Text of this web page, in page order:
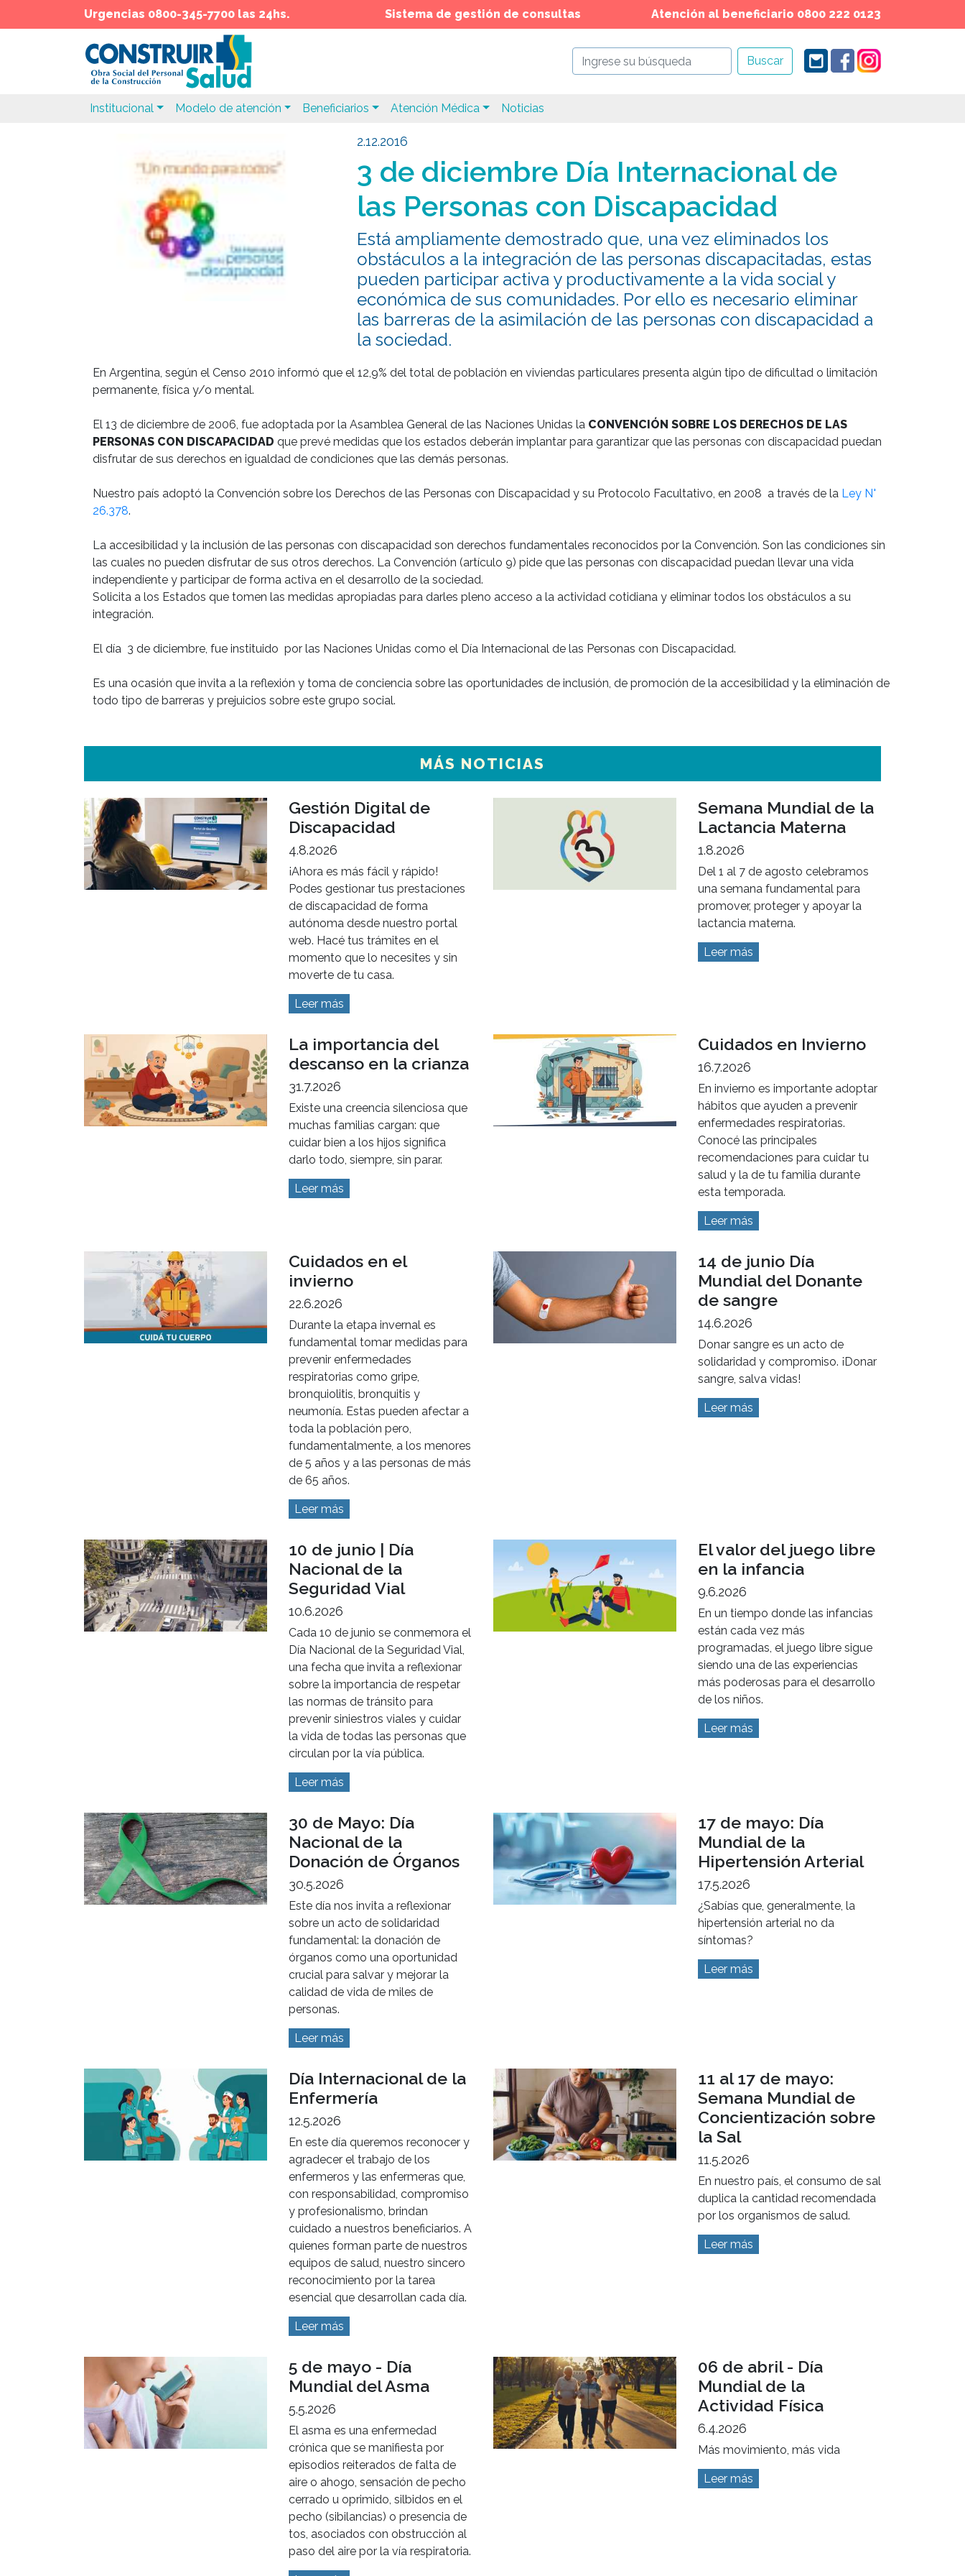
Urgencias 0800-345-7700 las 24hs. Sistema de gestión de consultas Atención al beneficiario 0800 222 0123
Buscar
Institucional Modelo de atención Beneficiarios Atención Médica Noticias
2.12.2016
3 de diciembre Día Internacional de
las Personas con Discapacidad
Está ampliamente demostrado que, una vez eliminados los
obstáculos a la integración de las personas discapacitadas, estas
pueden participar activa y productivamente a la vida social y
económica de sus comunidades. Por ello es necesario eliminar
las barreras de la asimilación de las personas con discapacidad a
la sociedad.
En Argentina, según el Censo 2010 informó que el 12,9% del total de población en viviendas particulares presenta algún tipo de dificultad o limitación
permanente, física y/o mental.
El 13 de diciembre de 2006, fue adoptada por la Asamblea General de las Naciones Unidas la CONVENCIÓN SOBRE LOS DERECHOS DE LAS
PERSONAS CON DISCAPACIDAD que prevé medidas que los estados deberán implantar para garantizar que las personas con discapacidad puedan
disfrutar de sus derechos en igualdad de condiciones que las demás personas.
Nuestro país adoptó la Convención sobre los Derechos de las Personas con Discapacidad y su Protocolo Facultativo, en 2008  a través de la Ley N°
26.378.
La accesibilidad y la inclusión de las personas con discapacidad son derechos fundamentales reconocidos por la Convención. Son las condiciones sin
las cuales no pueden disfrutar de sus otros derechos. La Convención (artículo 9) pide que las personas con discapacidad puedan llevar una vida
independiente y participar de forma activa en el desarrollo de la sociedad.
Solicita a los Estados que tomen las medidas apropiadas para darles pleno acceso a la actividad cotidiana y eliminar todos los obstáculos a su
integración.
El día  3 de diciembre, fue instituido  por las Naciones Unidas como el Día Internacional de las Personas con Discapacidad.
Es una ocasión que invita a la reflexión y toma de conciencia sobre las oportunidades de inclusión, de promoción de la accesibilidad y la eliminación de
todo tipo de barreras y prejuicios sobre este grupo social.
MÁS NOTICIAS
Gestión Digital de
Discapacidad
4.8.2026
¡Ahora es más fácil y rápido!
Podes gestionar tus prestaciones
de discapacidad de forma
autónoma desde nuestro portal
web. Hacé tus trámites en el
momento que lo necesites y sin
moverte de tu casa.
Leer más
Semana Mundial de la
Lactancia Materna
1.8.2026
Del 1 al 7 de agosto celebramos
una semana fundamental para
promover, proteger y apoyar la
lactancia materna.
Leer más
La importancia del
descanso en la crianza
31.7.2026
Existe una creencia silenciosa que
muchas familias cargan: que
cuidar bien a los hijos significa
darlo todo, siempre, sin parar.
Leer más
Cuidados en Invierno
16.7.2026
En invierno es importante adoptar
hábitos que ayuden a prevenir
enfermedades respiratorias.
Conocé las principales
recomendaciones para cuidar tu
salud y la de tu familia durante
esta temporada.
Leer más
Cuidados en el
invierno
22.6.2026
Durante la etapa invernal es
fundamental tomar medidas para
prevenir enfermedades
respiratorias como gripe,
bronquiolitis, bronquitis y
neumonía. Estas pueden afectar a
toda la población pero,
fundamentalmente, a los menores
de 5 años y a las personas de más
de 65 años.
Leer más
14 de junio Día
Mundial del Donante
de sangre
14.6.2026
Donar sangre es un acto de
solidaridad y compromiso. ¡Donar
sangre, salva vidas!
Leer más
10 de junio | Día
Nacional de la
Seguridad Vial
10.6.2026
Cada 10 de junio se conmemora el
Día Nacional de la Seguridad Vial,
una fecha que invita a reflexionar
sobre la importancia de respetar
las normas de tránsito para
prevenir siniestros viales y cuidar
la vida de todas las personas que
circulan por la vía pública.
Leer más
El valor del juego libre
en la infancia
9.6.2026
En un tiempo donde las infancias
están cada vez más
programadas, el juego libre sigue
siendo una de las experiencias
más poderosas para el desarrollo
de los niños.
Leer más
30 de Mayo: Día
Nacional de la
Donación de Órganos
30.5.2026
Este día nos invita a reflexionar
sobre un acto de solidaridad
fundamental: la donación de
órganos como una oportunidad
crucial para salvar y mejorar la
calidad de vida de miles de
personas.
Leer más
17 de mayo: Día
Mundial de la
Hipertensión Arterial
17.5.2026
¿Sabías que, generalmente, la
hipertensión arterial no da
síntomas?
Leer más
Día Internacional de la
Enfermería
12.5.2026
En este día queremos reconocer y
agradecer el trabajo de los
enfermeros y las enfermeras que,
con responsabilidad, compromiso
y profesionalismo, brindan
cuidado a nuestros beneficiarios. A
quienes forman parte de nuestros
equipos de salud, nuestro sincero
reconocimiento por la tarea
esencial que desarrollan cada día.
Leer más
11 al 17 de mayo:
Semana Mundial de
Concientización sobre
la Sal
11.5.2026
En nuestro país, el consumo de sal
duplica la cantidad recomendada
por los organismos de salud.
Leer más
5 de mayo - Día
Mundial del Asma
5.5.2026
El asma es una enfermedad
crónica que se manifiesta por
episodios reiterados de falta de
aire o ahogo, sensación de pecho
cerrado u oprimido, silbidos en el
pecho (sibilancias) o presencia de
tos, asociados con obstrucción al
paso del aire por la vía respiratoria.
06 de abril - Día
Mundial de la
Actividad Física
6.4.2026
Más movimiento, más vida
Leer más